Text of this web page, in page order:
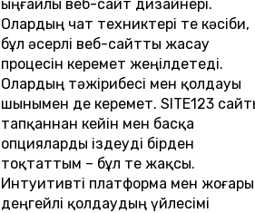
ыңғайлы веб-сайт дизайнері.
Олардың чат техниктері өте кәсіби,
бұл әсерлі веб-сайтты жасау
процесін керемет жеңілдетеді.
Олардың тәжірибесі мен қолдауы
шынымен де керемет. SITE123
тапқаннан кейін мен басқа
опцияларды іздеуді бірден
тоқтаттым – бұл өте жақсы.
Интуитивті платформа мен жоғары
деңгейлі қолдаудың үйлесімі